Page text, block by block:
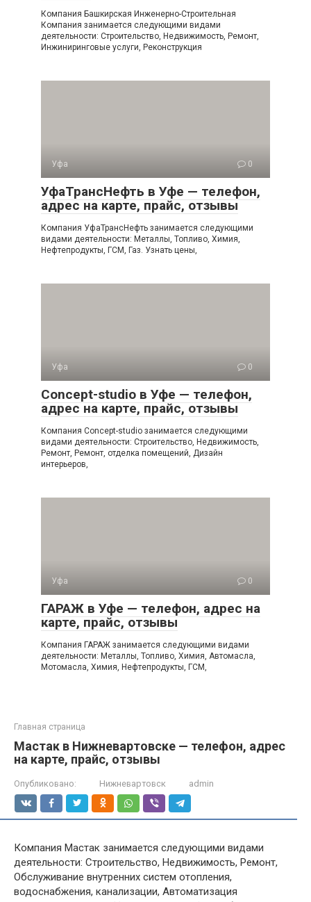
Компания Башкирская Инженерно-Строительная
Компания занимается следующими видами
деятельности: Строительство, Недвижимость, Ремонт,
Инжиниринговые услуги, Реконструкция
Уфа 0
УфаТрансНефть в Уфе — телефон,
адрес на карте, прайс, отзывы
Компания УфаТрансНефть занимается следующими
видами деятельности: Металлы, Топливо, Химия,
Нефтепродукты, ГСМ, Газ. Узнать цены,
Уфа 0
Concept-studio в Уфе — телефон,
адрес на карте, прайс, отзывы
Компания Concept-studio занимается следующими
видами деятельности: Строительство, Недвижимость,
Ремонт, Ремонт, отделка помещений, Дизайн
интерьеров,
Уфа 0
ГАРАЖ в Уфе — телефон, адрес на
карте, прайс, отзывы
Компания ГАРАЖ занимается следующими видами
деятельности: Металлы, Топливо, Химия, Автомасла,
Мотомасла, Химия, Нефтепродукты, ГСМ,
Главная страница
Мастак в Нижневартовске — телефон, адрес
на карте, прайс, отзывы
Опубликовано: Нижневартовск admin
Компания Мастак занимается следующими видами
деятельности: Строительство, Недвижимость, Ремонт,
Обслуживание внутренних систем отопления,
водоснабжения, канализации, Автоматизация